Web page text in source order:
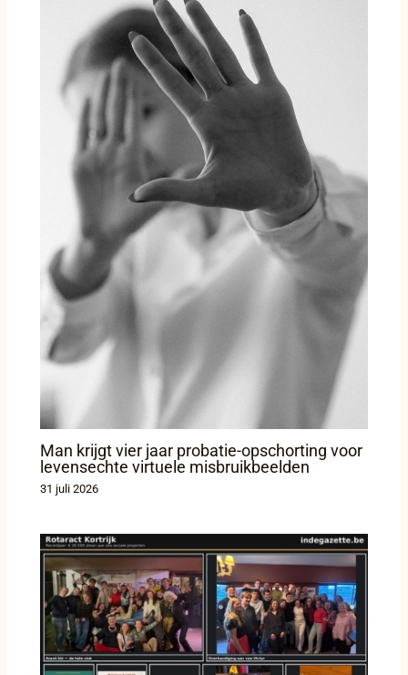
Man krijgt vier jaar probatie-opschorting voor
levensechte virtuele misbruikbeelden
31 juli 2026